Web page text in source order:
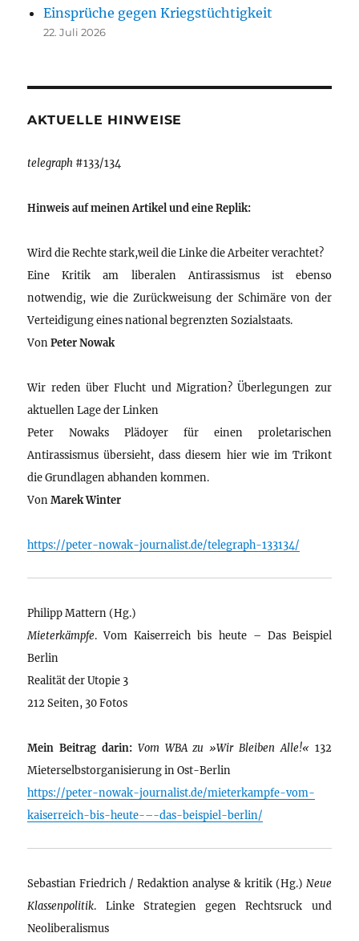
Einsprüche gegen Kriegstüchtigkeit
22. Juli 2026
AKTUELLE HINWEISE
telegraph #133/134
Hinweis auf meinen Artikel und eine Replik:
Wird die Rechte stark,weil die Linke die Arbeiter verachtet?
Eine Kritik am liberalen Antirassismus ist ebenso
notwendig, wie die Zurückweisung der Schimäre von der
Verteidigung eines national begrenzten Sozialstaats.
VonPeter Nowak
Wir reden über Flucht und Migration? Überlegungen zur
aktuellen Lage der Linken
Peter Nowaks Plädoyer für einen proletarischen
Antirassismus übersieht, dass diesem hier wie im Trikont
die Grundlagen abhanden kommen.
VonMarek Winter
https://peter-nowak-journalist.de/telegraph-133134/
Philipp Mattern (Hg.)
Mieterkämpfe. Vom Kaiserreich bis heute – Das Beispiel
Berlin
Realität der Utopie 3
212 Seiten, 30 Fotos
Mein Beitrag darin: Vom WBA zu »Wir Bleiben Alle!« 132
Mieterselbstorganisierung in Ost-Berlin
https://peter-nowak-journalist.de/mieterkampfe-vom-
kaiserreich-bis-heute-–-das-beispiel-berlin/
Sebastian Friedrich / Redaktion analyse & kritik (Hg.) Neue
Klassenpolitik. Linke Strategien gegen Rechtsruck und
Neoliberalismus